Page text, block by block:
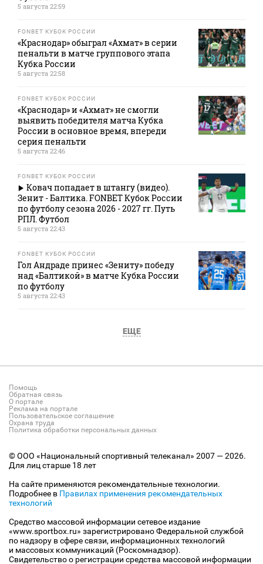
5 августа 22:59
FONBET КУБОК РОССИИ
«Краснодар» обыграл «Ахмат» в серии
пенальти в матче группового этапа
Кубка России
5 августа 22:58
FONBET КУБОК РОССИИ
«Краснодар» и «Ахмат» не смогли
выявить победителя матча Кубка
России в основное время, впереди
серия пенальти
5 августа 22:46
FONBET КУБОК РОССИИ
Ковач попадает в штангу (видео).
Зенит - Балтика. FONBET Кубок России
по футболу сезона 2026 - 2027 гг. Путь
РПЛ. Футбол
5 августа 22:43
FONBET КУБОК РОССИИ
Гол Андраде принес «Зениту» победу
над «Балтикой» в матче Кубка России
по футболу
5 августа 22:43
ЕЩЕ
Помощь
Обратная связь
О портале
Реклама на портале
Пользовательское соглашение
Охрана труда
Политика обработки персональных данных
© ООО «Национальный спортивный телеканал» 2007 — 2026.
Для лиц старше 18 лет
На сайте применяются рекомендательные технологии.
Подробнее в Правилах применения рекомендательных
технологий
Средство массовой информации сетевое издание
«www.sportbox.ru» зарегистрировано Федеральной службой
по надзору в сфере связи, информационных технологий
и массовых коммуникаций (Роскомнадзор).
Свидетельство о регистрации средства массовой информации